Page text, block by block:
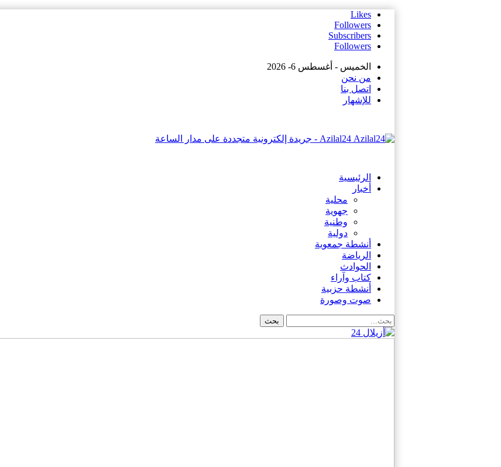
Likes
Followers
Subscribers
Followers
الخميس - أغسطس 6- 2026
من نحن
اتصل بنا
للإشهار
Azilal24 - جريدة إلكترونية متجددة على مدار الساعة
الرئيسية
أخبار
محلية
جهوية
وطنية
دولية
أنشطة جمعوية
الرياضة
الحوادث
كتاب وآراء
أنشطة حزبية
صوت وصورة